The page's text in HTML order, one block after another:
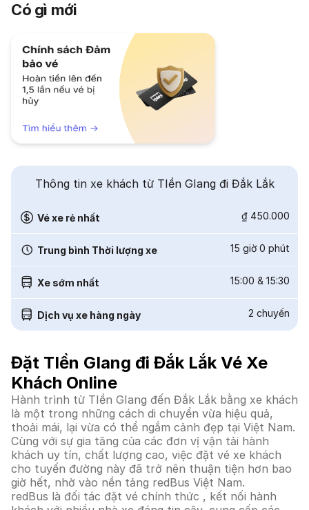
Có gì mới
Thông tin xe khách từ TIền GIang đi Đắk Lắk
Vé xe rẻ nhất ₫ 450.000
Trung bình Thời lượng xe 15 giờ 0 phút
Xe sớm nhất 15:00 & 15:30
Dịch vụ xe hàng ngày 2 chuyến
Đặt TIền GIang đi Đắk Lắk Vé Xe
Khách Online
Hành trình từ TIền GIang đến Đắk Lắk bằng xe khách
là một trong những cách di chuyển vừa hiệu quả,
thoải mái, lại vừa có thể ngắm cảnh đẹp tại Việt Nam.
Cùng với sự gia tăng của các đơn vị vận tải hành
khách uy tín, chất lượng cao, việc đặt vé xe khách
cho tuyến đường này đã trở nên thuận tiện hơn bao
giờ hết, nhờ vào nền tảng redBus Việt Nam.
redBus là đối tác đặt vé chính thức , kết nối hành